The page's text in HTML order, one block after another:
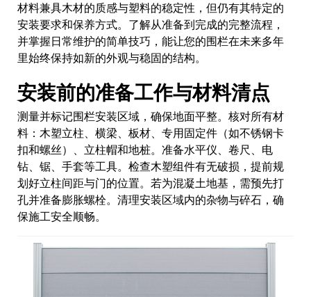
材料兼具木材的质感与塑料的稳定性，但仍有其特定的
安装要求和保养方式。了解从准备到完成的完整流程，
并掌握日常维护的简单技巧，能让您的围栏在未来多年
里始终保持如新的外观与稳固的结构。
安装前的准备工作与材料清点
测量并标记围栏安装区域，确保地面平整。核对所有材
料：木塑立柱、横梁、板材、专用固定件（如不锈钢卡
扣和螺丝）、立柱帽和地桩。准备水平仪、卷尺、电
钻、锯、手套等工具。检查木塑组件有无破损，提前规
划好立柱间距与门的位置。若为混凝土地基，需预先打
孔并准备膨胀螺栓。清理安装区域内的杂物与碎石，确
保施工安全顺畅。